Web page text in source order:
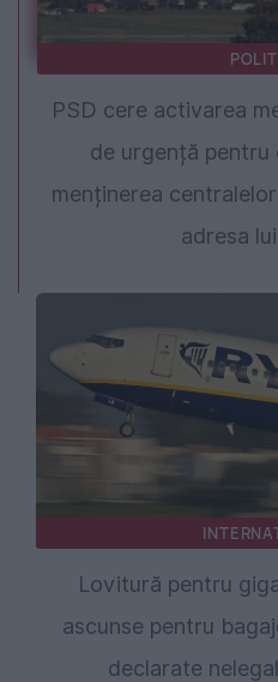
PSD cere activarea
de urgență pentru
menținerea
adresa
Lovitură pentru
ascunse pentru
declarate